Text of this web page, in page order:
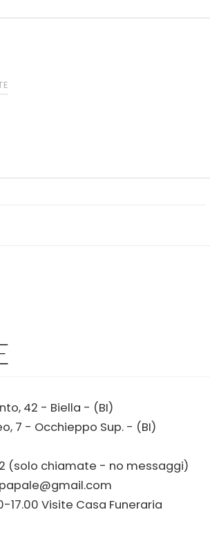
42 - Biella - (BI)
7 - Occhieppo Sup. - (BI)
(solo chiamate - no messaggi)
17.00 Visite Casa Funeraria